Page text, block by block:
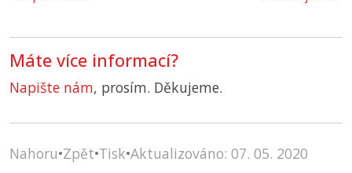
Máte více informací?
Napište nám, prosím. Děkujeme.
Nahoru•Zpět•Tisk•Aktualizováno: 07. 05. 2020